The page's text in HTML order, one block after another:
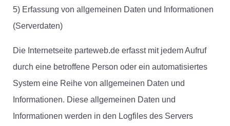
5) Erfassung von allgemeinen Daten und Informationen
(Serverdaten)
Die Internetseite parteweb.de erfasst mit jedem Aufruf
durch eine betroffene Person oder ein automatisiertes
System eine Reihe von allgemeinen Daten und
Informationen. Diese allgemeinen Daten und
Informationen werden in den Logfiles des Servers